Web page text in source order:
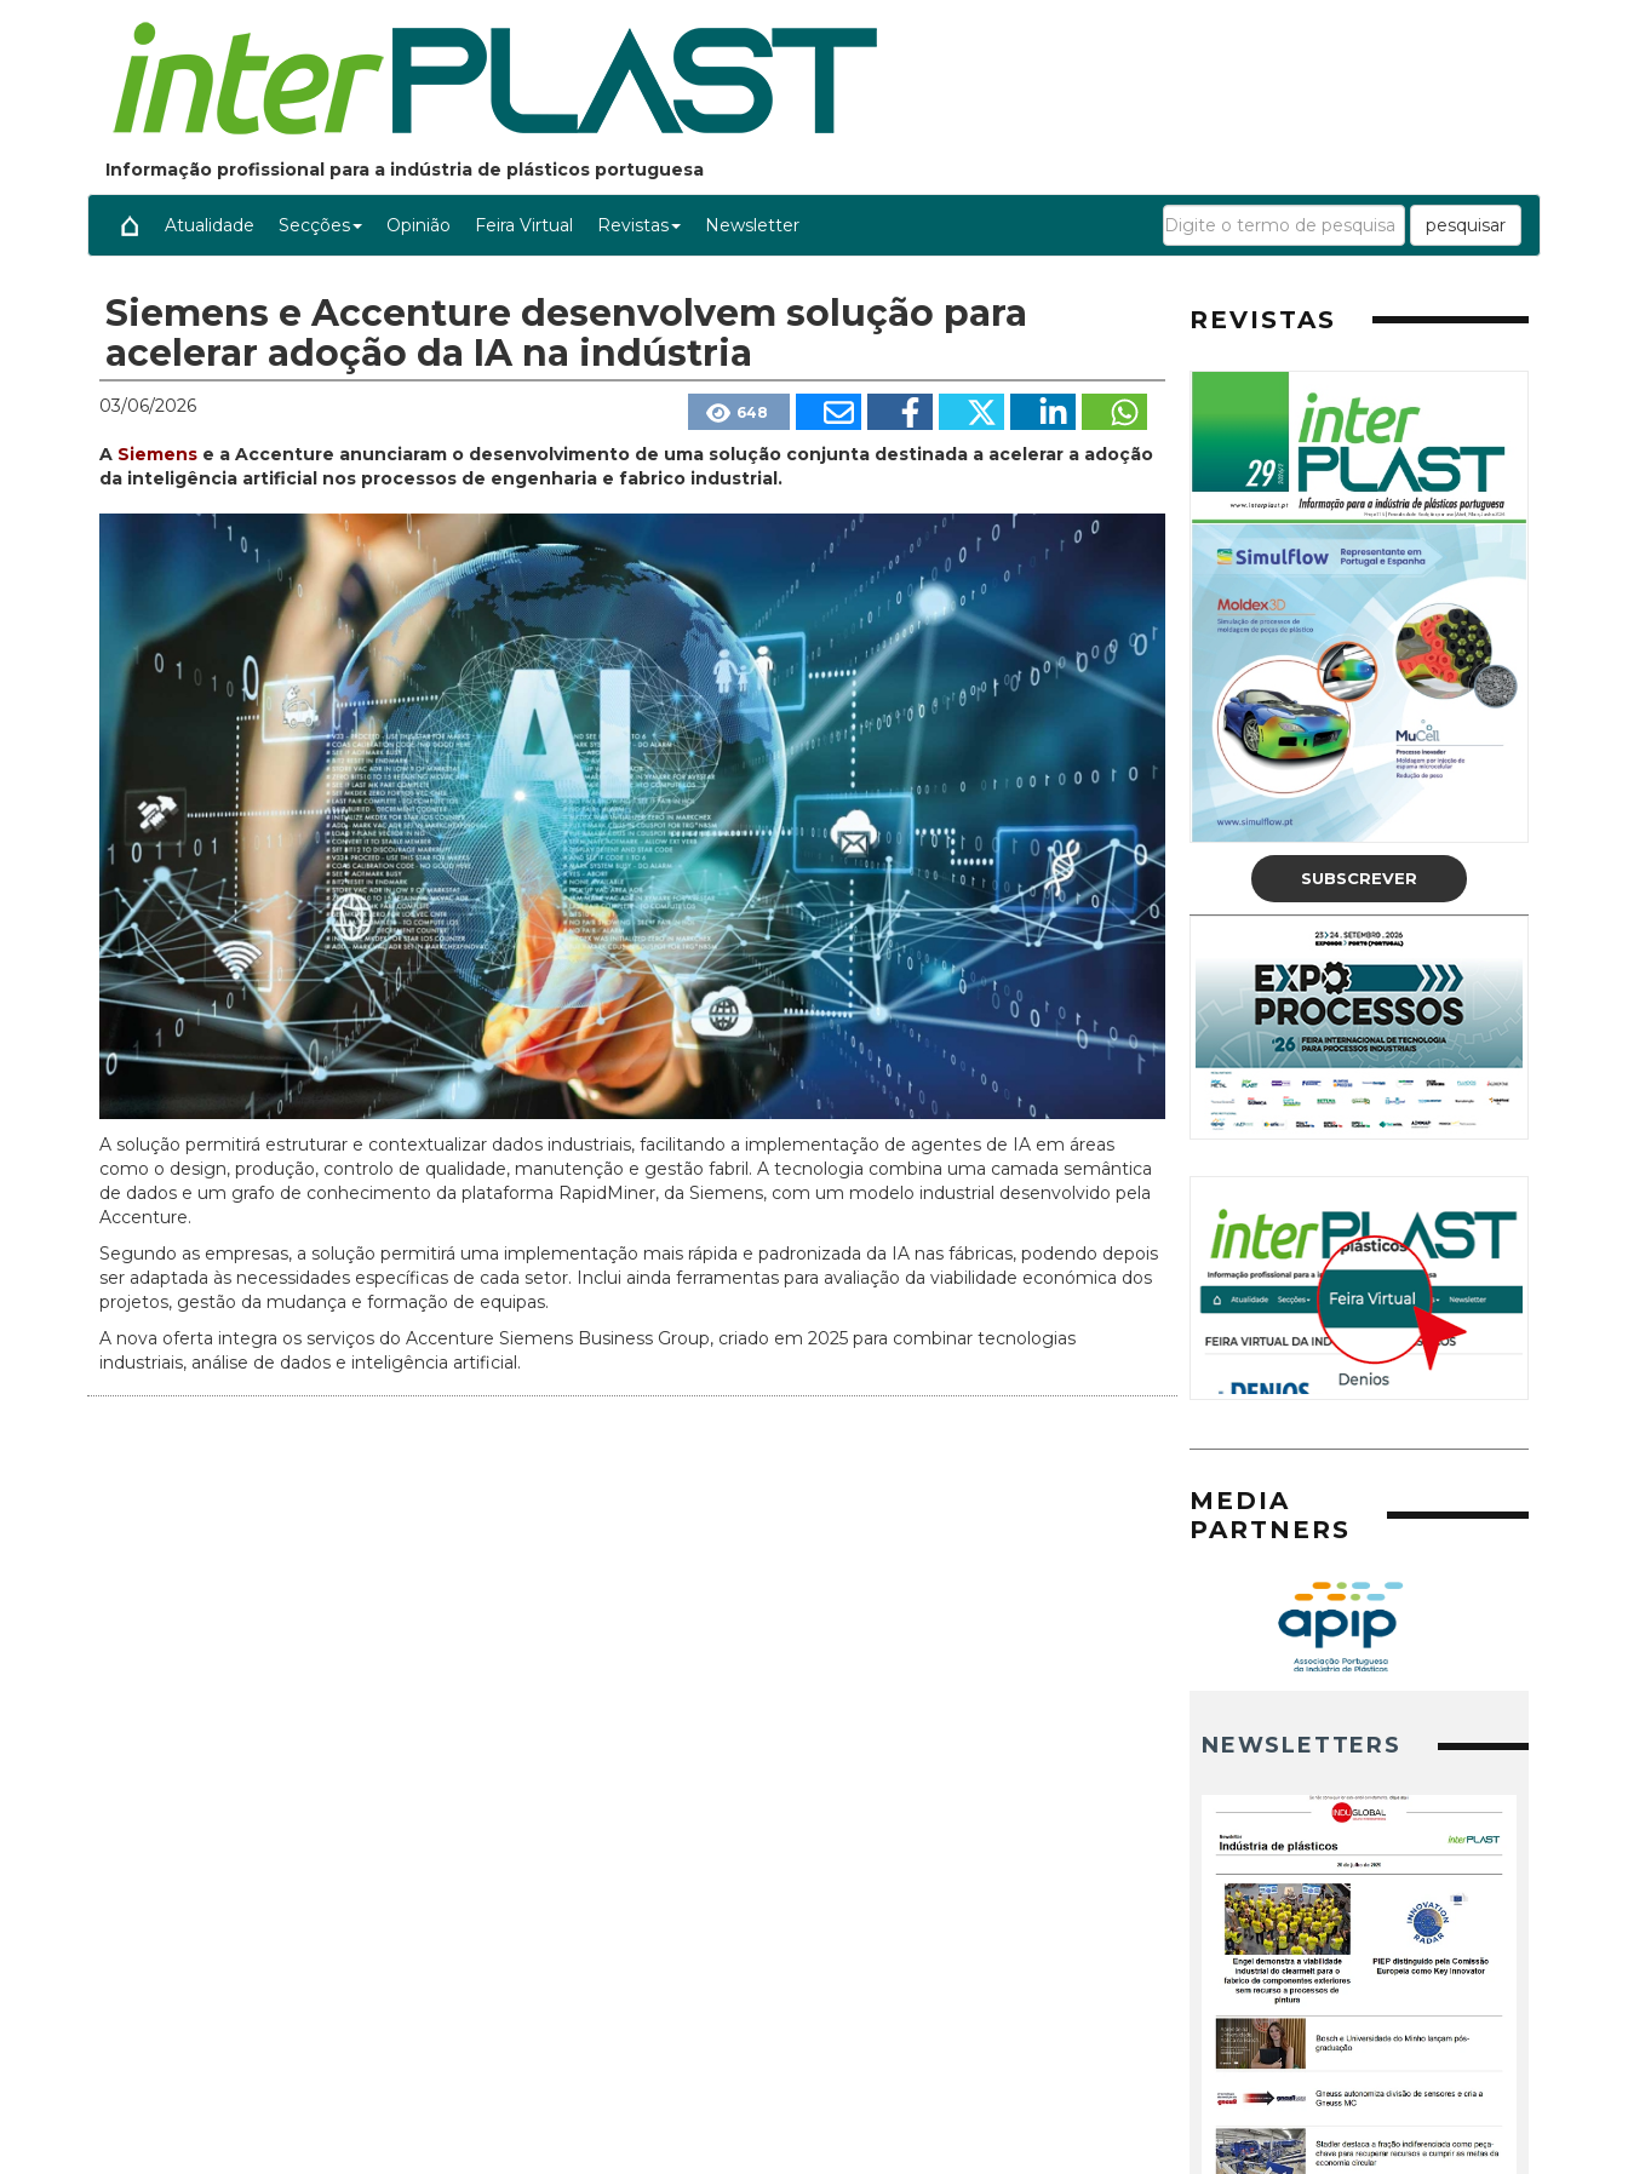
Informação profissional para a indústria de plásticos portuguesa
Atualidade Secções Opinião Feira Virtual Revistas Newsletter pesquisar
Siemens e Accenture desenvolvem solução para
acelerar adoção da IA na indústria
03/06/2026 648
A Siemens e a Accenture anunciaram o desenvolvimento de uma solução conjunta destinada a acelerar a adoção
da inteligência artificial nos processos de engenharia e fabrico industrial.
A solução permitirá estruturar e contextualizar dados industriais, facilitando a implementação de agentes de IA em áreas
como o design, produção, controlo de qualidade, manutenção e gestão fabril. A tecnologia combina uma camada semântica
de dados e um grafo de conhecimento da plataforma RapidMiner, da Siemens, com um modelo industrial desenvolvido pela
Accenture.
Segundo as empresas, a solução permitirá uma implementação mais rápida e padronizada da IA nas fábricas, podendo depois
ser adaptada às necessidades específicas de cada setor. Inclui ainda ferramentas para avaliação da viabilidade económica dos
projetos, gestão da mudança e formação de equipas.
A nova oferta integra os serviços do Accenture Siemens Business Group, criado em 2025 para combinar tecnologias
industriais, análise de dados e inteligência artificial.
REVISTAS
SUBSCREVER
MEDIA
PARTNERS
NEWSLETTERS